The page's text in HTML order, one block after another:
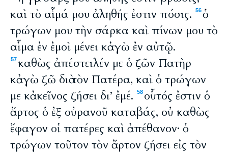
καὶ τὸ αἷμά μου ἀληθής ἐστιν πόσις.
56ὁ
τρώγων μου τὴν σάρκα καὶ πίνων μου τὸ
αἷμα ἐν ἐμοὶ μένει κἀγὼ ἐν αὐτῷ.
57καθὼς ἀπέστειλέν με ὁ ζῶν Πατὴρ
κἀγὼ ζῶ διὰ τὸν Πατέρα, καὶ ὁ τρώγων
με κἀκεῖνος ζήσει δι’ ἐμέ.
58 οὗτός ἐστιν ὁ
ἄρτος ὁ ἐξ οὐρανοῦ καταβάς, οὐ καθὼς
ἔφαγον οἱ πατέρες καὶ ἀπέθανον· ὁ
τρώγων τοῦτον τὸν ἄρτον ζήσει εἰς τὸν